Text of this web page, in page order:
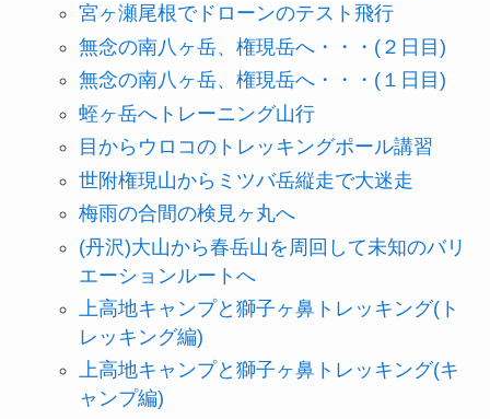
宮ヶ瀬尾根でドローンのテスト飛行
無念の南八ヶ岳、権現岳へ・・・(２日目)
無念の南八ヶ岳、権現岳へ・・・(１日目)
蛭ヶ岳へトレーニング山行
目からウロコのトレッキングポール講習
世附権現山からミツバ岳縦走で大迷走
梅雨の合間の検見ヶ丸へ
(丹沢)大山から春岳山を周回して未知のバリ
エーションルートへ
上高地キャンプと獅子ヶ鼻トレッキング(ト
レッキング編)
上高地キャンプと獅子ヶ鼻トレッキング(キ
ャンプ編)